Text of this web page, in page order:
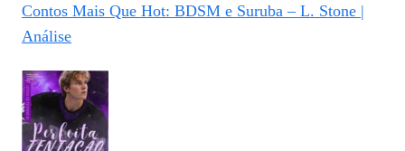
Contos Mais Que Hot: BDSM e Suruba – L. Stone |
Análise